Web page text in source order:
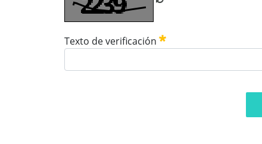
Texto de verificación